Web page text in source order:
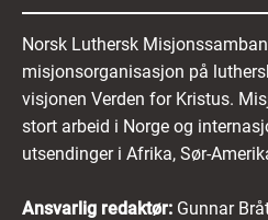
Norsk Luthersk
misjonsorganisasjon på
visjonen Verden for Kristus.
stort arbeid i Norge og
utsendinger i Afrika, Sør-
Ansvarlig redaktør: Gunnar